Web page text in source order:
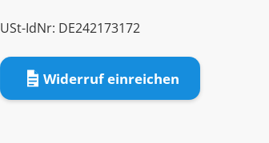
USt-IdNr: DE242173172
Widerruf einreichen